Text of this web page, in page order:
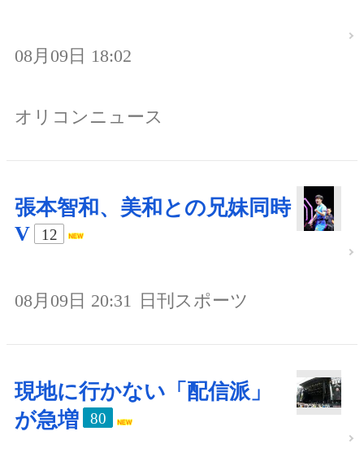
08月09日 18:02
オリコンニュース
張本智和、美和との兄妹同時
V
12
08月09日 20:31 日刊スポーツ
現地に行かない「配信派」
が急増
80